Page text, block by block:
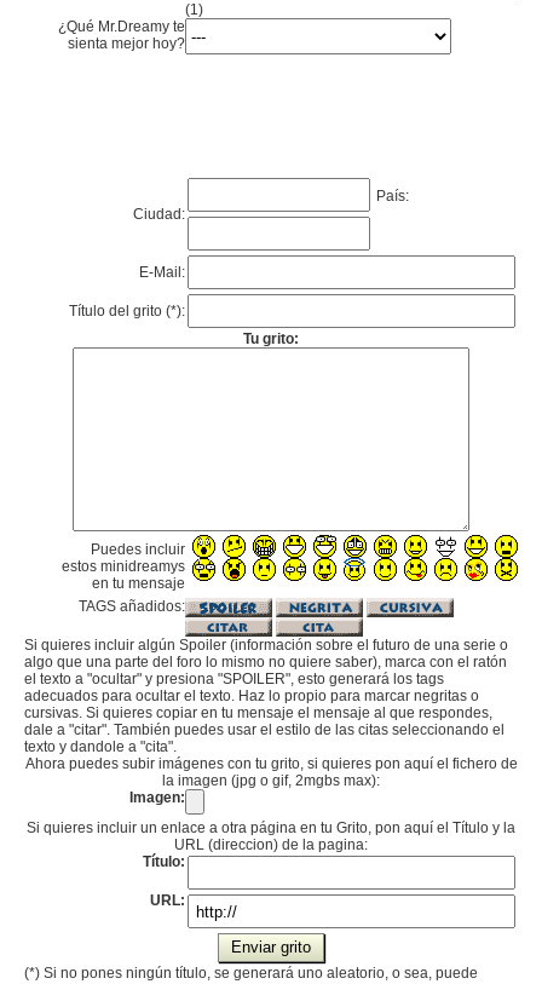
(1)
¿Qué Mr.Dreamy te
sienta mejor hoy?
Ciudad:
País:
E-Mail:
Título del grito (*):
Tu grito:
Puedes incluir
estos minidreamys
en tu mensaje
TAGS añadidos:
Si quieres incluir algún Spoiler (información sobre el futuro de una serie o
algo que una parte del foro lo mismo no quiere saber), marca con el ratón
el texto a "ocultar" y presiona "SPOILER", esto generará los tags
adecuados para ocultar el texto. Haz lo propio para marcar negritas o
cursivas. Si quieres copiar en tu mensaje el mensaje al que respondes,
dale a "citar". También puedes usar el estilo de las citas seleccionando el
texto y dandole a "cita".
Ahora puedes subir imágenes con tu grito, si quieres pon aquí el fichero de
la imagen (jpg o gif, 2mgbs max):
Imagen:
Si quieres incluir un enlace a otra página en tu Grito, pon aquí el Título y la
URL (direccion) de la pagina:
Título:
URL:
(*) Si no pones ningún título, se generará uno aleatorio, o sea, puede